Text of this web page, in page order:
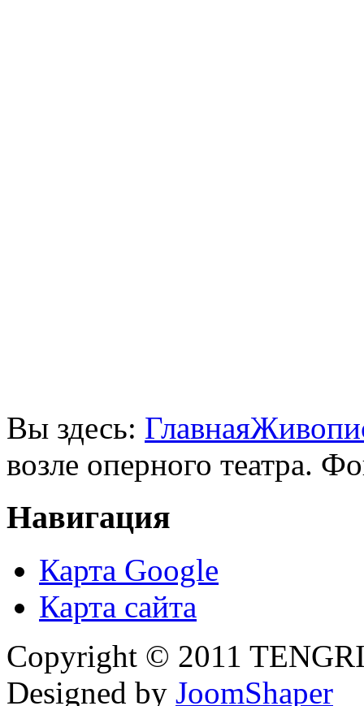
Вы здесь: Главная
возле оперного театра.
Навигация
Карта Google
Карта сайта
Copyright © 2011
Designed by JoomShaper